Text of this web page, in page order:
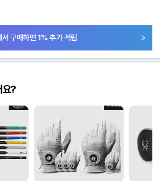
구매하면 1% 추가 적립
요?